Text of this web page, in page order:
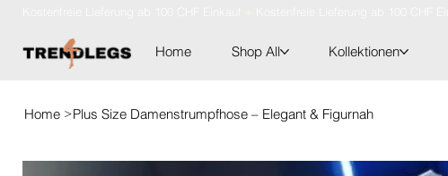
Home Shop All Kollektionen
Home >Plus Size Damenstrumpfhose – Elegant & Figurnah